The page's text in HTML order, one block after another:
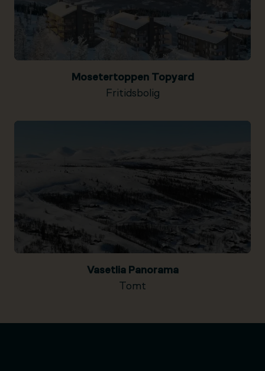
Mosetertoppen Topyard
Fritidsbolig
Vasetlia Panorama
Tomt